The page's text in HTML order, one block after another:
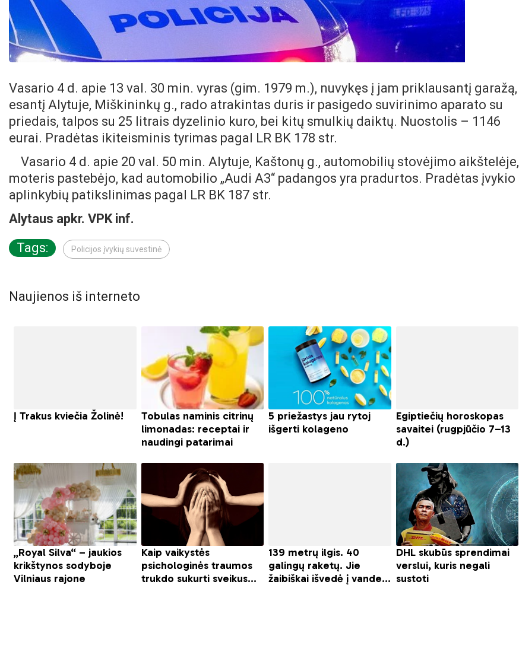
Vasario 4 d. apie 13 val. 30 min. vyras (gim. 1979 m.), nuvykęs į jam priklausantį garažą,
esantį Alytuje, Miškininkų g., rado atrakintas duris ir pasigedo suvirinimo aparato su
priedais, talpos su 25 litrais dyzelinio kuro, bei kitų smulkių daiktų. Nuostolis – 1146
eurai. Pradėtas ikiteisminis tyrimas pagal LR BK 178 str.
Vasario 4 d. apie 20 val. 50 min. Alytuje, Kaštonų g., automobilių stovėjimo aikštelėje,
moteris pastebėjo, kad automobilio „Audi A3“ padangos yra pradurtos. Pradėtas įvykio
aplinkybių patikslinimas pagal LR BK 187 str.
Alytaus apkr. VPK inf.
Tags:
Policijos įvykių suvestinė
Naujienos iš interneto